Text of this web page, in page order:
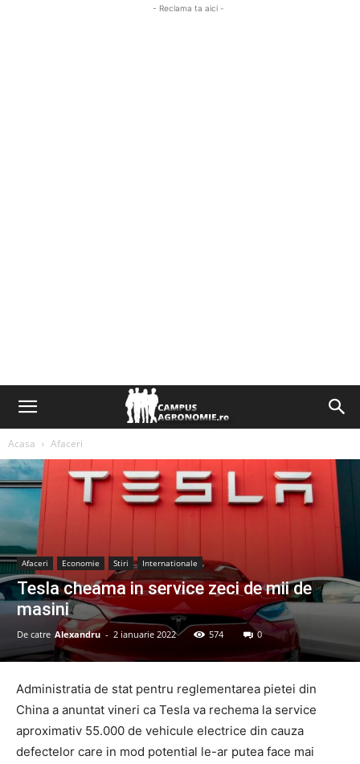
- Reclama ta aici -
Acasa Afaceri
Afaceri Economie Stiri Internationale
Tesla cheama in service zeci de mii de
masini
De catre Alexandru - 2 ianuarie 2022 574 0
Administratia de stat pentru reglementarea pietei din
China a anuntat vineri ca Tesla va rechema la service
aproximativ 55.000 de vehicule electrice din cauza
defectelor care in mod potential le-ar putea face mai